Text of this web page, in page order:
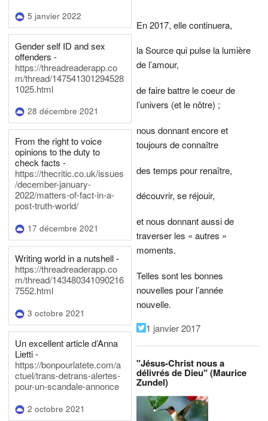
5 janvier 2022
Gender self ID and sex
offenders -
https://threadreaderapp.co
m/thread/147541301294528
1025.html
28 décembre 2021
From the right to voice
opinions to the duty to
check facts -
https://thecritic.co.uk/issues
/december-january-
2022/matters-of-fact-in-a-
post-truth-world/
17 décembre 2021
Writing world in a nutshell -
https://threadreaderapp.co
m/thread/143480341090216
7552.html
3 octobre 2021
Un excellent article d’Anna
Lietti -
https://bonpourlatete.com/a
ctuel/trans-detrans-alertes-
pour-un-scandale-annonce
2 octobre 2021
En 2017, elle continuera,
la Source qui pulse la lumière
de l’amour,
de faire battre le coeur de
l’univers (et le nôtre) ;
nous donnant encore et
toujours de connaître
des temps pour renaître,
découvrir, se réjouir,
et nous donnant aussi de
traverser les « autres »
moments.
Telles sont les bonnes
nouvelles pour l’année
nouvelle.
1 janvier 2017
"Jésus-Christ nous a
délivrés de Dieu" (Maurice
Zundel)